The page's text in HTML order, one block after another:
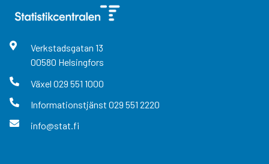
Verkstadsgatan 13
00580 Helsingfors
Växel 029 551 1000
Informationstjänst 029 551 2220
info@stat.fi